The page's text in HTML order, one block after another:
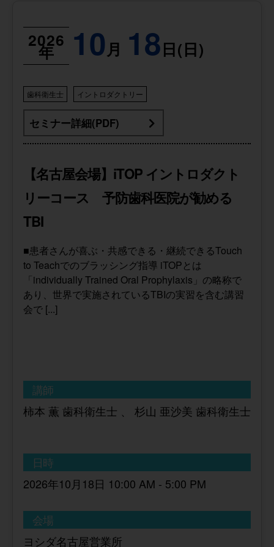
2026
年 10月 18日(日)
歯科衛生士 イントロダクトリー
セミナー詳細(PDF)
【名古屋会場】iTOP イントロダクト
リーコース 予防歯科医院が勧める
TBI
■患者さんが喜ぶ・共感できる・継続できるTouch
to Teachでのブラッシング指導 iTOPとは
「individually Trained Oral Prophylaxis」の略称で
あり、世界で実施されているTBIの実習を含む講習
会で [...]
講師
柿本 薫 歯科衛生士 、 杉山 亜沙美 歯科衛生士
日時
2026年10月18日 10:00 AM - 5:00 PM
会場
ヨシダ名古屋営業所